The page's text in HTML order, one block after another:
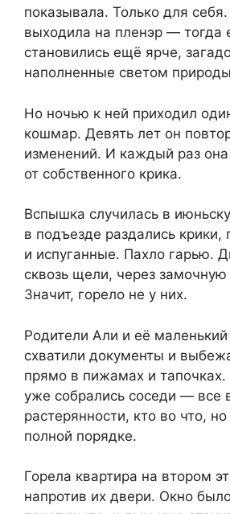
показывала. Только для
выходила на пленэр — тогда
становились ещё ярче,
наполненные светом
Но ночью к ней приходил
кошмар. Девять лет он
изменений. И каждый раз
от собственного крика.
Вспышка случилась в
в подъезде раздались крики,
и испуганные. Пахло гарью.
сквозь щели, через
Значит, горело не у них.
Родители Али и её
схватили документы и
прямо в пижамах и
уже собрались соседи — все
растерянности, кто во что,
полной порядке.
Горела квартира на втором
напротив их двери. Окно